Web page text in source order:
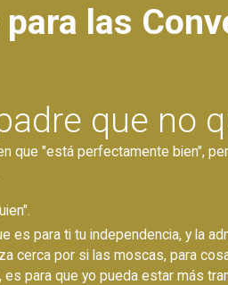
las
que no
que "está perfectamente bien",
es para ti tu independencia, y la
cerca por si las moscas, para
para que yo pueda estar más